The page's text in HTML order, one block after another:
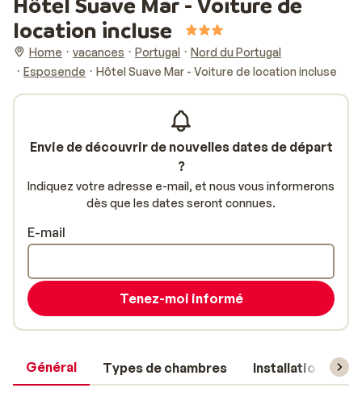
location incluse
Home vacances Portugal
Nord du Portugal
Esposende
Hôtel Suave Mar - Voiture de location incluse
Général Types de chambres Installations
Envie de découvrir de nouvelles dates de départ
?
Indiquez votre adresse e-mail, et nous vous informerons
dès que les dates seront connues.
E-mail
Tenez-moi informé